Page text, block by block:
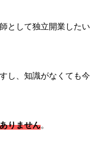
として独立開業したい
し、知識がなくても今
りません。